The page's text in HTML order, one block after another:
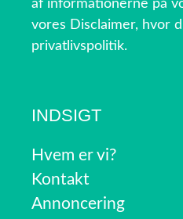
af informationerne på
vores Disclaimer, hvor
privatlivspolitik.
INDSIGT
Hvem er vi?
Kontakt
Annoncering